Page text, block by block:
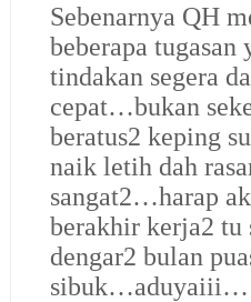
Sebenarnya QH
beberapa tugasan
tindakan segera
cepat…bukan
beratus2 keping
naik letih dah
sangat2…harap
berakhir kerja2
dengar2 bulan
sibuk…aduyaiii…